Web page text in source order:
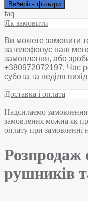
Виберіть фільтри
faq
Як замовити
Ви можете замовити
зателефонує наш
замовлення, або
+380972072197. Час
субота та неділя
Доставка і оплата
Надсилаємо
замовлення можна як
оплату при замовленні
Розпродаж
рушників